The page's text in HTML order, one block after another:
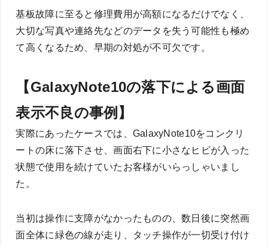
基板故障に至ると修理費用が高額になるだけでなく、
大切な写真や連絡先などのデータを失う可能性も極め
て高くなるため、早期の対処が不可欠です。
【GalaxyNote10の落下による画面
表示不良の事例】
実際にあったケースでは、GalaxyNote10をコンクリ
ートの床に落下させ、画面右下に小さなヒビが入った
状態で使用を続けていたお客様がいらっしゃいまし
た。
当初は操作に支障がなかったものの、数日後に突然画
面全体に緑色の線が走り、タッチ操作が一切受け付け